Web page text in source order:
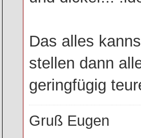
Das alles
stellen dann
geringfügig
Gruß Eugen